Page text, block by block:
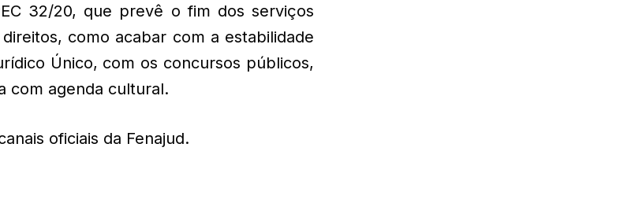
32/20, que prevê o fim dos serviços
como acabar com a estabilidade
Único, com os concursos públicos,
com agenda cultural.
oficiais da Fenajud.